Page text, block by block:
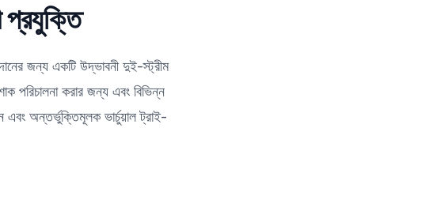
জন্য একটি উদ্ভাবনী দুই-স্ট্রীম
পরিচালনা করার জন্য এবং বিভিন্ন
এবং অন্তর্ভুক্তিমূলক ভার্চুয়াল ট্রাই-